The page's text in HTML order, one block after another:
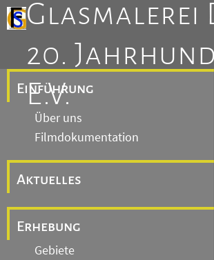
Glasmalerei
20.
E.V.
Einführung
Über uns
Filmdokumentation
Aktuelles
Erhebung
Gebiete